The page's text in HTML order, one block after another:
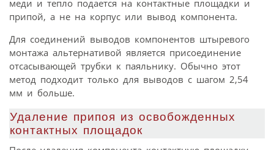
меди и тепло подается на контактные площадки и
припой, а не на корпус или вывод компонента.
Для соединений выводов компонентов штыревого
монтажа альтернативой является присоединение
отсасывающей трубки к паяльнику. Обычно этот
метод подходит только для выводов с шагом 2,54
мм и больше.
Удаление припоя из освобожденных
контактных площадок